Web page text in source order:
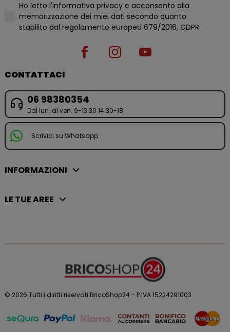
Ho letto l'informativa privacy e acconsento alla
memorizzazione dei miei dati secondo quanto
stabilito dal regolamento europeo 679/2016, GDPR
CONTATTACI
06 98380354
Dal lun. al ven. 9-13.30 14.30-18
Scrivici su Whatsapp
INFORMAZIONI
LE TUE AREE
© 2026 Tutti i diritti riservati BricoShop24 - P.IVA 15224291003